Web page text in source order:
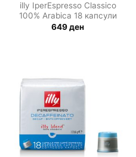
illy IperEspresso Classico
100% Arabica 18 капсули
649ден